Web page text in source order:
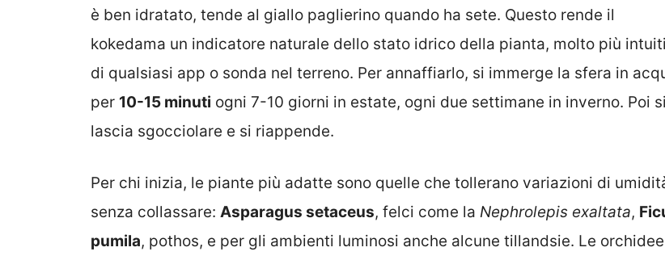
è ben idratato, tende al giallo paglierino quando ha sete. Questo rende il
kokedama un indicatore naturale dello stato idrico della pianta, molto più
di qualsiasi app o sonda nel terreno. Per annaffiarlo, si immerge la sfera in
per 10-15 minuti ogni 7-10 giorni in estate, ogni due settimane in inverno. Poi si
lascia sgocciolare e si riappende.
Per chi inizia, le piante più adatte sono quelle che tollerano variazioni di
senza collassare: Asparagus setaceus, felci come la Nephrolepis exaltata,
pumila, pothos, e per gli ambienti luminosi anche alcune tillandsie. Le orchidee